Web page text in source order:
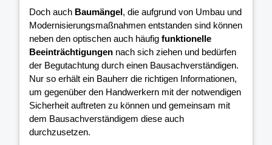
Doch auch Baumängel, die aufgrund von Umbau und
Modernisierungsmaßnahmen entstanden sind können
neben den optischen auch häufig funktionelle
Beeinträchtigungen nach sich ziehen und bedürfen
der Begutachtung durch einen Bausachverständigen.
Nur so erhält ein Bauherr die richtigen Informationen,
um gegenüber den Handwerkern mit der notwendigen
Sicherheit auftreten zu können und gemeinsam mit
dem Bausachverständigem diese auch
durchzusetzen.